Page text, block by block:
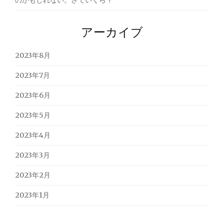
アーカイブ
2023年8月
2023年7月
2023年6月
2023年5月
2023年4月
2023年3月
2023年2月
2023年1月